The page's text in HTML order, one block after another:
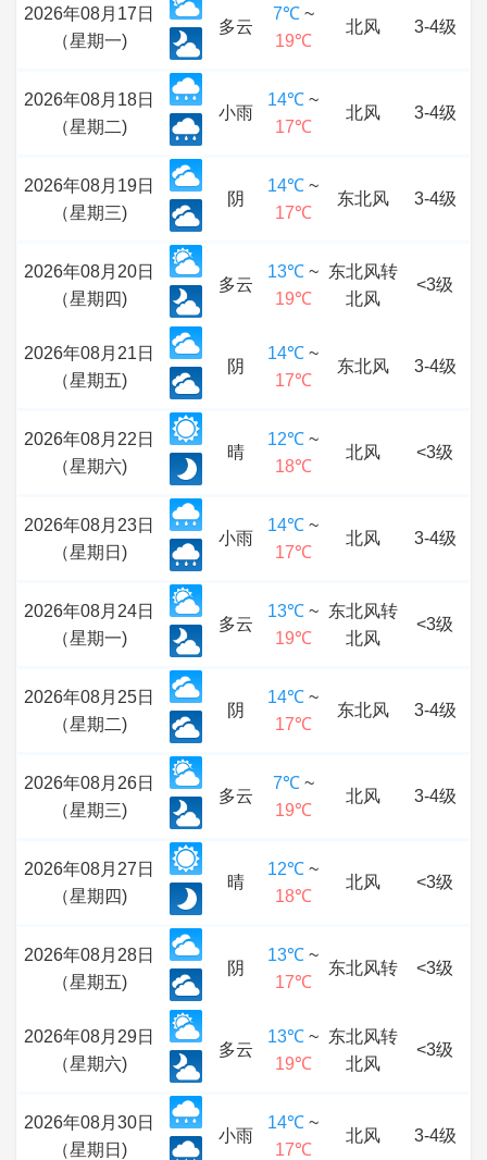
2026年08月17日
（星期一)
多云
7℃~
19℃
北风 3-4级
2026年08月18日
（星期二)
小雨
14℃ ~
17℃
北风 3-4级
2026年08月19日
（星期三)
阴
14℃ ~
17℃
东北风 3-4级
2026年08月20日
（星期四)
多云
13℃ ~
19℃
东北风转
北风
<3级
2026年08月21日
（星期五)
阴
14℃ ~
17℃
东北风 3-4级
2026年08月22日
（星期六)
晴
12℃ ~
18℃
北风 <3级
2026年08月23日
（星期日)
小雨
14℃ ~
17℃
北风 3-4级
2026年08月24日
（星期一)
多云
13℃ ~
19℃
东北风转
北风
<3级
2026年08月25日
（星期二)
阴
14℃ ~
17℃
东北风 3-4级
2026年08月26日
（星期三)
多云
7℃~
19℃
北风 3-4级
2026年08月27日
（星期四)
晴
12℃ ~
18℃
北风 <3级
2026年08月28日
（星期五)
阴
13℃ ~
17℃
东北风转 <3级
2026年08月29日
（星期六)
多云
13℃ ~
19℃
东北风转
北风
<3级
2026年08月30日
（星期日)
小雨
14℃ ~
17℃
北风 3-4级